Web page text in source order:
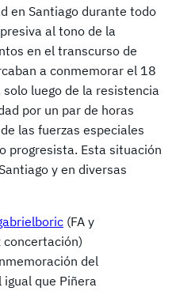
en Santiago durante todo
al tono de la
en el transcurso de
a conmemorar el 18
luego de la resistencia
por un par de horas
las fuerzas especiales
progresista. Esta situación
y en diversas
(FA y
concertación)
del
igual que Piñera